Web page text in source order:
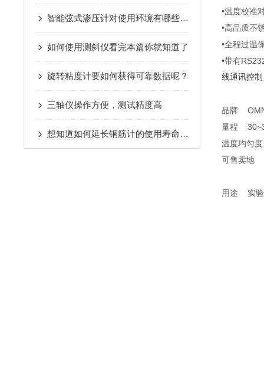
智能弦式渗压计对使用环境有哪些要求
如何使用测斜仪看完本篇你就知道了
旋转粘度计要如何获得可靠数据呢？
三轴仪操作方便，测试精度高
想知道如何延长钢筋计的使用寿命不妨看看本篇吧
•温度校准
•高品质不
•全程过温
•带有
线通讯控制
品牌
量程
温度均匀度
可售卖地
用途 实